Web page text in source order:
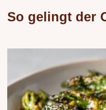
So gelingt der